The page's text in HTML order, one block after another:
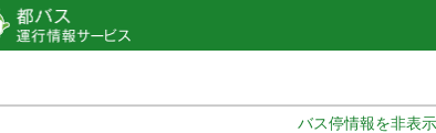
バス停情報を非表